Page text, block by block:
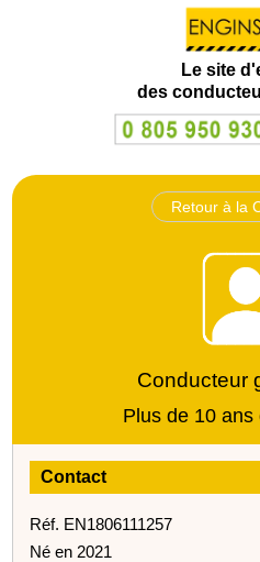
Le site
des
Retour à la
Conducteur
Plus de 10 ans
Contact
Réf. EN1806111257
Né en 2021